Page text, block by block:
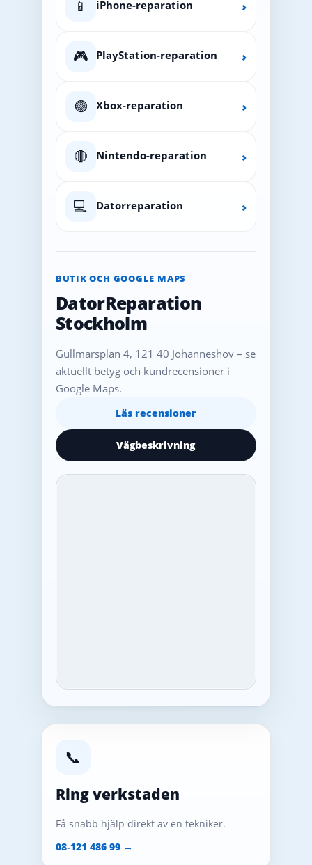
📱 iPhone-reparation ›
🎮 PlayStation-reparation ›
🟢 Xbox-reparation ›
🔴 Nintendo-reparation ›
💻 Datorreparation ›
BUTIK OCH GOOGLE MAPS
DatorReparation
Stockholm
Gullmarsplan 4, 121 40 Johanneshov – se
aktuellt betyg och kundrecensioner i
Google Maps.
Läs recensioner
Vägbeskrivning
📞
Ring verkstaden
Få snabb hjälp direkt av en tekniker.
08‑121 486 99 →